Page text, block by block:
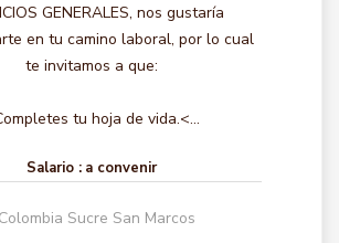
GENERALES, nos gustaría
en tu camino laboral, por lo cual
te invitamos a que:
tu hoja de vida.<...
Salario : a convenir
Colombia Sucre San Marcos